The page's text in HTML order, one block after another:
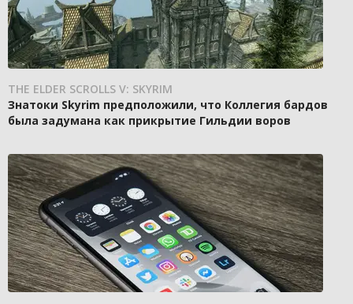
THE ELDER SCROLLS V: SKYRIM
Знатоки Skyrim предположили, что Коллегия бардов
была задумана как прикрытие Гильдии воров